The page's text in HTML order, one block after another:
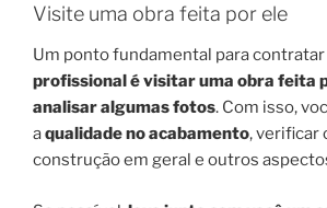
Visite uma obra feita por ele
Um ponto fundamental para contratar
profissional é visitar uma obra feita
analisar algumas fotos. Com isso,
aqualidade no acabamento, verificar
construção em geral e outros